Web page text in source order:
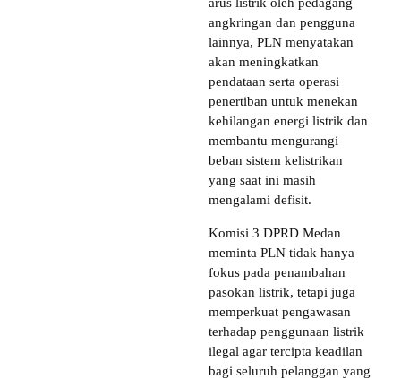
angkringan dan pengguna
lainnya, PLN menyatakan
akan meningkatkan
pendataan serta operasi
penertiban untuk menekan
kehilangan energi listrik dan
membantu mengurangi
beban sistem kelistrikan
yang saat ini masih
mengalami defisit.
Komisi 3 DPRD Medan
meminta PLN tidak hanya
fokus pada penambahan
pasokan listrik, tetapi juga
memperkuat pengawasan
terhadap penggunaan listrik
ilegal agar tercipta keadilan
bagi seluruh pelanggan yang